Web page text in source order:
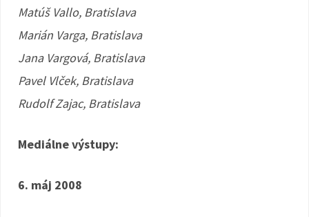
Matúš Vallo, Bratislava
Marián Varga, Bratislava
Jana Vargová, Bratislava
Pavel Vlček, Bratislava
Rudolf Zajac, Bratislava
Mediálne výstupy:
6. máj 2008